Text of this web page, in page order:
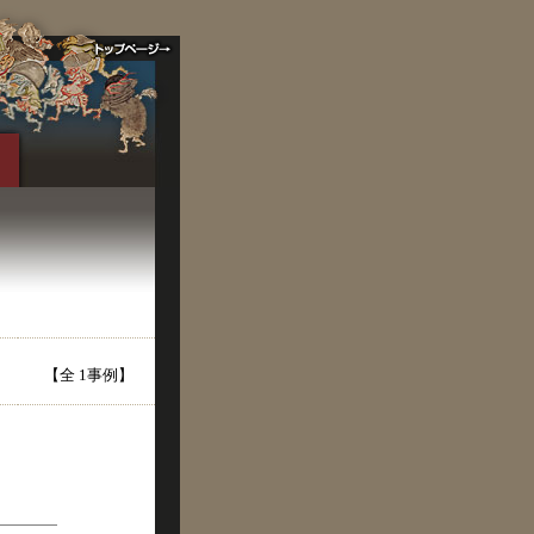
【全 1事例】